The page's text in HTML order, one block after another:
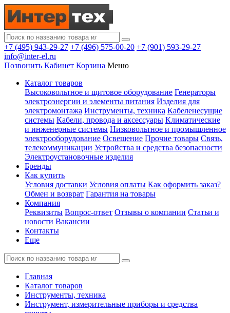
+7 (495) 943-29-27 +7 (496) 575-00-20 +7 (901) 593-29-27
info@inter-el.ru
Позвонить Кабинет Корзина Меню
Каталог товаров
Высоковольтное и щитовое оборудование Генераторы
электроэнергии и элементы питания Изделия для
электромонтажа Инструменты, техника Кабеленесущие
системы Кабели, провода и аксессуары Климатические
и инженерные системы Низковольтное и промышленное
электрооборудование Освещение Прочие товары Связь,
телекоммуникации Устройства и средства безопасности
Электроустановочные изделия
Бренды
Как купить
Условия доставки Условия оплаты Как оформить заказ?
Обмен и возврат Гарантия на товары
Компания
Реквизиты Вопрос-ответ Отзывы о компании Статьи и
новости Вакансии
Контакты
Еще
Главная
Каталог товаров
Инструменты, техника
Инструмент, измерительные приборы и средства